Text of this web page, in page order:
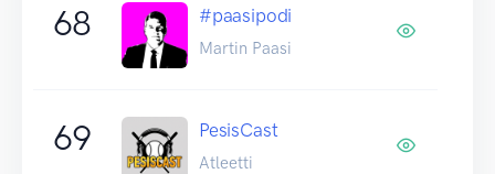
68 #paasipodi
Martin Paasi
69 PesisCast
Atleetti